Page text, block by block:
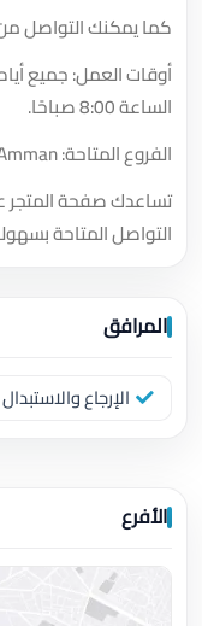
كما يمكنك التواصل
الساعة 8:00 صباحًا.
الفروع المتاحة: Amman.
تساعدك صفحة المتجر
التواصل المتاحة
المرافق
الإرجاع والاستبدال
الأفرع